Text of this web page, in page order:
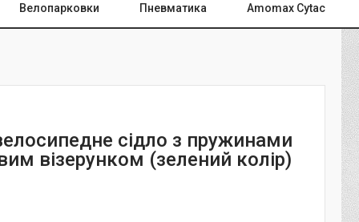
Велопарковки Пневматика Amomax Cytac
сідло з пружинами
візерунком (зелений колір)